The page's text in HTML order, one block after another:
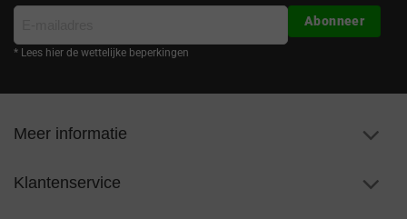
mailadres
* Lees hier de wettelijke beperkingen
Abonneer
Meer informatie
Klantenservice